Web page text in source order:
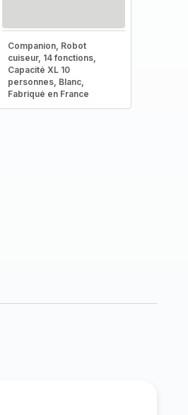
Companion, Robot
cuiseur, 14 fonctions,
Capacité XL 10
personnes, Blanc,
Fabriqué en France